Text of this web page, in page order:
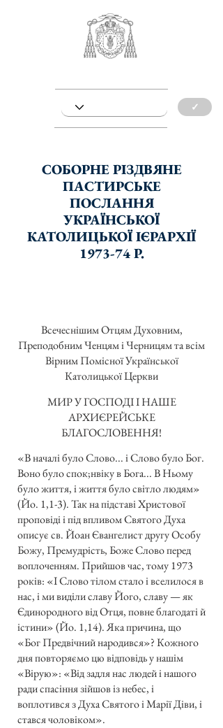
✓
СОБОРНЕ РІЗДВЯНЕ
ПАСТИРСЬКЕ
ПОСЛАННЯ
УКРАЇНСЬКОЇ
КАТОЛИЦЬКОЇ ІЄРАРХІЇ
1973-74 Р.
Всечеснішим Отцям Духовним,
Преподобним Ченцям і Черницям та всім
Вірним Помісної Української
Католицької Церкви
МИР У ГОСПОДІ І НАШЕ
АРХИЄРЕЙСЬКЕ
БЛАГОСЛОВЕННЯ!
«В началі було Слово... і Слово було Бог.
Воно було спок;нвіку в Бога... В Ньому
було життя, і життя було світло людям»
(Йо. 1,1-3). Так на підставі Христової
проповіді і під впливом Святого Духа
описує св. Йоан Євангелист другу Особу
Божу, Премудрість, Боже Слово перед
воплоченням. Прийшов час, тому 1973
років: «І Слово тілом стало і вселилося в
нас, і ми виділи славу Його, славу — як
Єдинородного від Отця, повне благодаті й
істини» (Йо. 1,14). Яка причина, що
«Бог Предвічний народився»? Кожного
дня повторяємо цю відповідь у нашім
«Вірую»: «Від задля нас людей і нашого
ради спасіння зійшов із небес, і
воплотився з Духа Святого і Марії Діви, і
стався чоловіком».